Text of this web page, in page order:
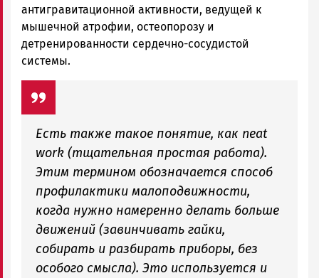
антигравитационной активности, ведущей к
мышечной атрофии, остеопорозу и
детренированности сердечно-сосудистой
системы.
Есть также такое понятие, как neat
work (тщательная простая работа).
Этим термином обозначается способ
профилактики малоподвижности,
когда нужно намеренно делать больше
движений (завинчивать гайки,
собирать и разбирать приборы, без
особого смысла). Это используется и